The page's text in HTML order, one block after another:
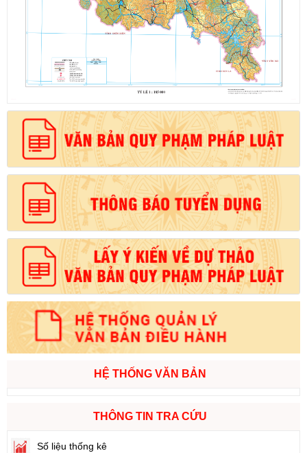
HỆ THỐNG VĂN BẢN
THÔNG TIN TRA CỨU
Số liệu thống kê